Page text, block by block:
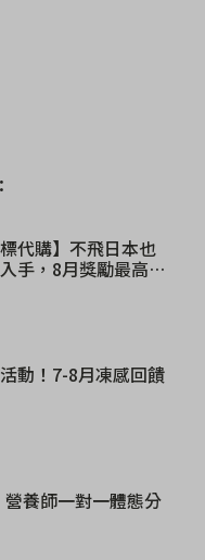
標代購】不飛日本也
手，8月獎勵最高$1
動！7-8月凍感回饋
營養師一對一體態分